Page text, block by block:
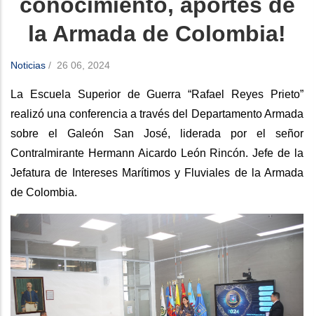
la Armada de Colombia!
Noticias / 26 06, 2024
La Escuela Superior de Guerra “Rafael Reyes Prieto”
realizó una conferencia a través del Departamento Armada
sobre el Galeón San José, liderada por el señor
Contralmirante Hermann Aicardo León Rincón. Jefe de la
Jefatura de Intereses Marítimos y Fluviales de la Armada
de Colombia.